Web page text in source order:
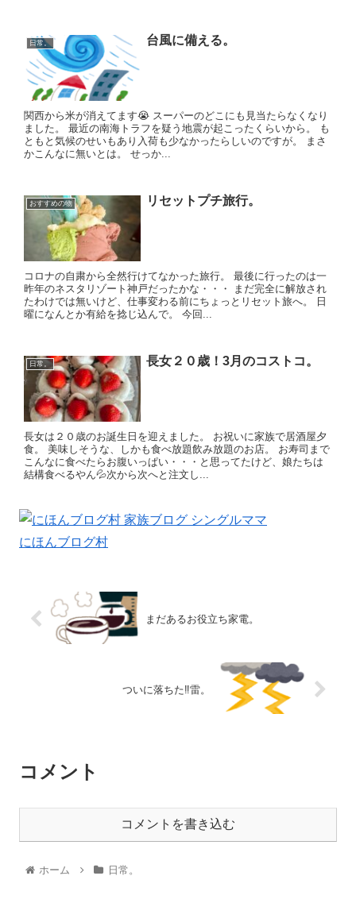
日常。 台風に備える。
関西から米が消えてます😭 スーパーのどこにも見当たらなくなり
ました。 最近の南海トラフを疑う地震が起こったくらいから。 も
ともと気候のせいもあり入荷も少なかったらしいのですが。 まさ
かこんなに無いとは。 せっか...
おすすめの物 リセットプチ旅行。
コロナの自粛から全然行けてなかった旅行。 最後に行ったのは一
昨年のネスタリゾート神戸だったかな・・・ まだ完全に解放され
たわけでは無いけど、仕事変わる前にちょっとリセット旅へ。 日
曜になんとか有給を捻じ込んで。 今回...
日常。 長女２０歳！3月のコストコ。
長女は２０歳のお誕生日を迎えました。 お祝いに家族で居酒屋夕
食。 美味しそうな、しかも食べ放題飲み放題のお店。 お寿司まで
こんなに食べたらお腹いっぱい・・・と思ってたけど、娘たちは
結構食べるやん💦次から次へと注文し...
にほんブログ村
まだあるお役立ち家電。
ついに落ちた‼️雷。
コメント
コメントを書き込む
ホーム 日常。